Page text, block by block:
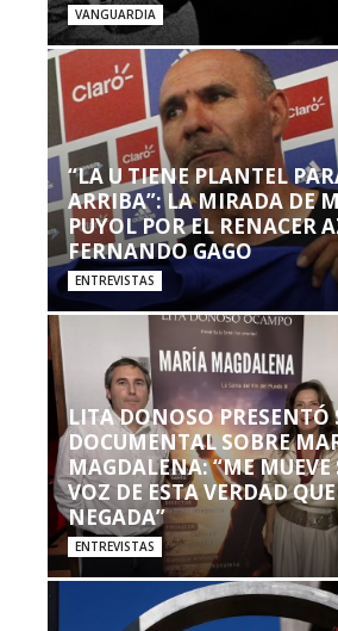
VANGUARDIA
“LA U TIENE PLANTEL
ARRIBA”: LA MIRADA DE
PUYOL POR EL RENACER
FERNANDO GAGO
ENTREVISTAS
LITA DONOSO PRESENTÓ
DOCUMENTAL SOBRE
MAGDALENA: “ME MUEVE
VOZ DE ESTA VERDAD
NEGADA”
ENTREVISTAS